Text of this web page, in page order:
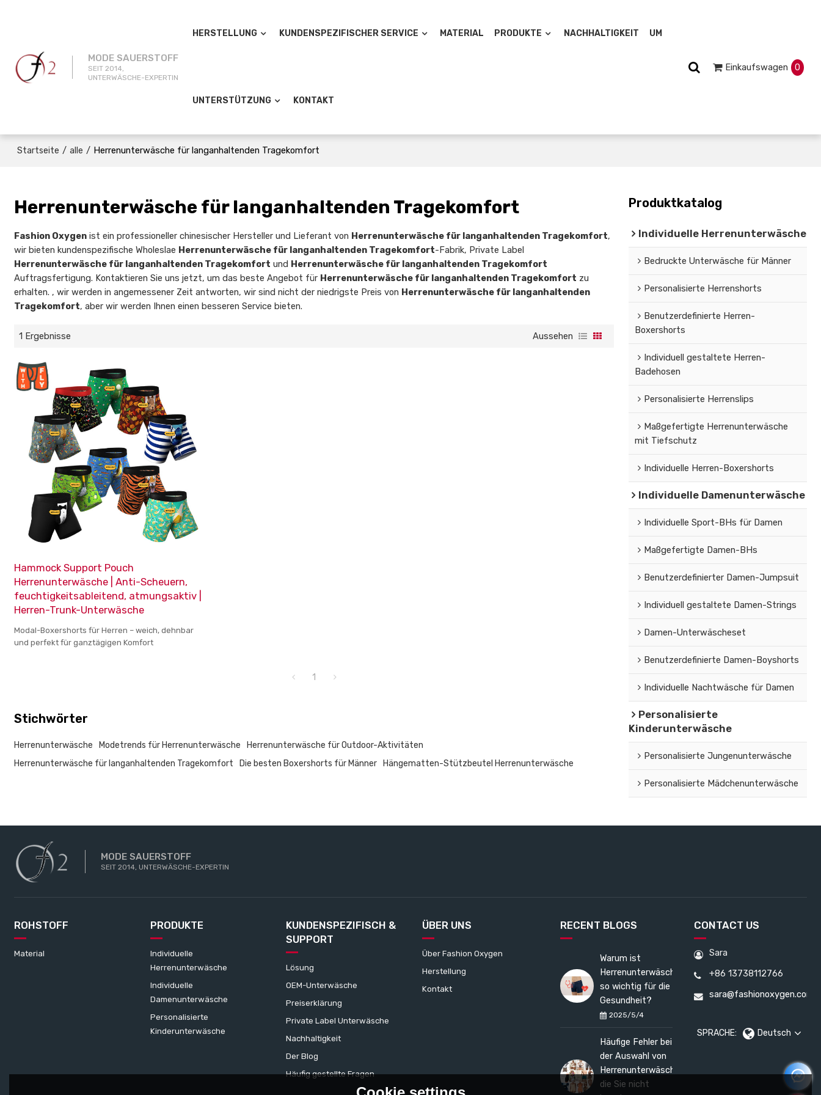
MODE SAUERSTOFF
SEIT 2014,
UNTERWÄSCHE-EXPERTIN
HERSTELLUNG KUNDENSPEZIFISCHER SERVICE MATERIAL PRODUKTE NACHHALTIGKEIT UM
UNTERSTÜTZUNG KONTAKT
Einkaufswagen 0
Startseite / alle / Herrenunterwäsche für langanhaltenden Tragekomfort
Herrenunterwäsche für langanhaltenden Tragekomfort
Fashion Oxygen ist ein professioneller chinesischer Hersteller und Lieferant von Herrenunterwäsche für langanhaltenden Tragekomfort,
wir bieten kundenspezifische Wholeslae Herrenunterwäsche für langanhaltenden Tragekomfort-Fabrik, Private Label
Herrenunterwäsche für langanhaltenden Tragekomfort und Herrenunterwäsche für langanhaltenden Tragekomfort
Auftragsfertigung. Kontaktieren Sie uns jetzt, um das beste Angebot für Herrenunterwäsche für langanhaltenden Tragekomfort zu
erhalten. , wir werden in angemessener Zeit antworten, wir sind nicht der niedrigste Preis von Herrenunterwäsche für langanhaltenden
Tragekomfort, aber wir werden Ihnen einen besseren Service bieten.
1 Ergebnisse Aussehen
Hammock Support Pouch
Herrenunterwäsche | Anti-Scheuern,
feuchtigkeitsableitend, atmungsaktiv |
Herren-Trunk-Unterwäsche
Modal-Boxershorts für Herren – weich, dehnbar
und perfekt für ganztägigen Komfort
1
Stichwörter
Herrenunterwäsche Modetrends für Herrenunterwäsche
Herrenunterwäsche für Outdoor-Aktivitäten
Herrenunterwäsche für langanhaltenden Tragekomfort
Die besten Boxershorts für Männer Hängematten-Stützbeutel Herrenunterwäsche
Produktkatalog
Individuelle Herrenunterwäsche
Bedruckte Unterwäsche für Männer
Personalisierte Herrenshorts
Benutzerdefinierte Herren-
Boxershorts
Individuell gestaltete Herren-
Badehosen
Personalisierte Herrenslips
Maßgefertigte Herrenunterwäsche
mit Tiefschutz
Individuelle Herren-Boxershorts
Individuelle Damenunterwäsche
Individuelle Sport-BHs für Damen
Maßgefertigte Damen-BHs
Benutzerdefinierter Damen-Jumpsuit
Individuell gestaltete Damen-Strings
Damen-Unterwäscheset
Benutzerdefinierte Damen-Boyshorts
Individuelle Nachtwäsche für Damen
Personalisierte
Kinderunterwäsche
Personalisierte Jungenunterwäsche
Personalisierte Mädchenunterwäsche
MODE SAUERSTOFF
SEIT 2014, UNTERWÄSCHE-EXPERTIN
ROHSTOFF
Material
PRODUKTE
Individuelle
Herrenunterwäsche
Individuelle
Damenunterwäsche
Personalisierte
Kinderunterwäsche
KUNDENSPEZIFISCH &
SUPPORT
Lösung
OEM-Unterwäsche
Preiserklärung
Private Label Unterwäsche
Nachhaltigkeit
Der Blog
Häufig gestellte Fragen
ÜBER UNS
Über Fashion Oxygen
Herstellung
Kontakt
RECENT BLOGS
2025/5/4
Warum ist
Herrenunterwäsche
so wichtig für die
Gesundheit?
Häufige Fehler bei
der Auswahl von
Herrenunterwäsche,
die Sie nicht
CONTACT US
Sara
+86 13738112766
sara@fashionoxygen.com
SPRACHE: Deutsch